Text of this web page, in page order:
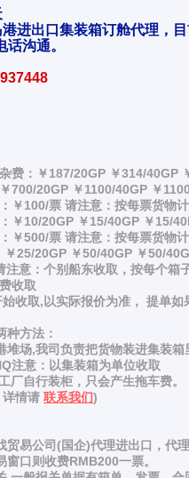
进出口集装箱订舱代理，
沟通。
费：￥187/20GP ￥314/40GP
700/20GP ￥1100/40GP ￥
￥100/票 请注意：按每票货物
￥10/20GP ￥15/40GP ￥15/
￥500/票 请注意：按每票货物
￥25/20GP ￥50/40GP ￥50/
意：个别船东收取，按每个箱
收取
收取,以实际报价为准， 提单如
种方法：
场,我司负责把货物装进集装箱
注意：以集装箱为单位收取
厂自行装柜，只会产生拖车费。
情请 联系我们)
易公司(国企)代理进出口，代
口则收费RMB200一票。